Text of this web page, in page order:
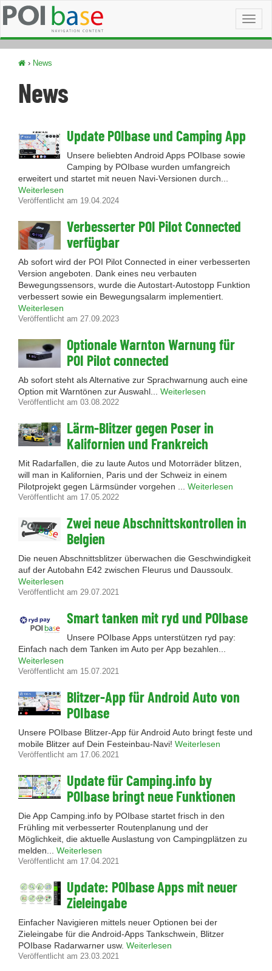
› News
News
Update POIbase und Camping App
Unsere beliebten Android Apps POIbase sowie
Camping by POIbase wurden umfangreich
erweitert und startet mit neuen Navi-Versionen durch...
Weiterlesen
Veröffentlicht am 19.04.2024
Verbesserter POI Pilot Connected
verfügbar
Ab sofort wird der POI Pilot Connected in einer verbesserten
Version angeboten. Dank eines neu verbauten
Bewegungssensors, wurde die Autostart-Autostopp Funktion
verbessert sowie ein Bewegungsalarm implementiert.
Weiterlesen
Veröffentlicht am 27.09.2023
Optionale Warnton Warnung für
POI Pilot connected
Ab sofort steht als Alternative zur Sprachwarnung auch eine
Option mit Warntönen zur Auswahl... Weiterlesen
Veröffentlicht am 03.08.2022
Lärm-Blitzer gegen Poser in
Kalifornien und Frankreich
Mit Radarfallen, die zu laute Autos und Motorräder blitzen,
will man in Kalifornien, Paris und der Schweiz in einem
Pilotprojekt gegen Lärmsünder vorgehen ... Weiterlesen
Veröffentlicht am 17.05.2022
Zwei neue Abschnittskontrollen in
Belgien
Die neuen Abschnittsblitzer überwachen die Geschwindigkeit
auf der Autobahn E42 zwischen Fleurus und Daussoulx.
Weiterlesen
Veröffentlicht am 29.07.2021
Smart tanken mit ryd und POIbase
Unsere POIbase Apps unterstützen ryd pay:
Einfach nach dem Tanken im Auto per App bezahlen...
Weiterlesen
Veröffentlicht am 15.07.2021
Blitzer-App für Android Auto von
POIbase
Unsere POIbase Blitzer-App für Android Auto bringt feste und
mobile Blitzer auf Dein Festeinbau-Navi! Weiterlesen
Veröffentlicht am 17.06.2021
Update für Camping.info by
POIbase bringt neue Funktionen
Die App Camping.info by POIbase startet frisch in den
Frühling mit verbesserter Routenplanung und der
Möglichkeit, die aktuelle Auslastung von Campingplätzen zu
melden... Weiterlesen
Veröffentlicht am 17.04.2021
Update: POIbase Apps mit neuer
Zieleingabe
Einfacher Navigieren mittels neuer Optionen bei der
Zieleingabe für die Android-Apps Tankschwein, Blitzer
POIbase Radarwarner usw. Weiterlesen
Veröffentlicht am 23.03.2021